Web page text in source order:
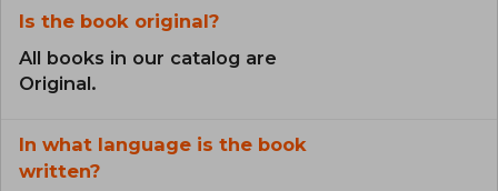
Is the book original?
All books in our catalog are
Original.
In what language is the book
written?